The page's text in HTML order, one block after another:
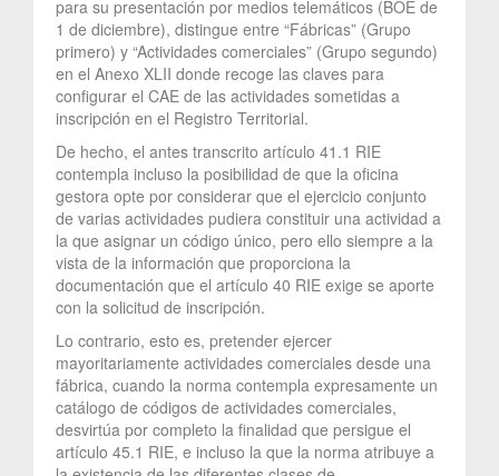
para su presentación por medios telemáticos (BOE de
1 de diciembre), distingue entre “Fábricas” (Grupo
primero) y “Actividades comerciales” (Grupo segundo)
en el Anexo XLII donde recoge las claves para
configurar el CAE de las actividades sometidas a
inscripción en el Registro Territorial.
De hecho, el antes transcrito artículo 41.1 RIE
contempla incluso la posibilidad de que la oficina
gestora opte por considerar que el ejercicio conjunto
de varias actividades pudiera constituir una actividad a
la que asignar un código único, pero ello siempre a la
vista de la información que proporciona la
documentación que el artículo 40 RIE exige se aporte
con la solicitud de inscripción.
Lo contrario, esto es, pretender ejercer
mayoritariamente actividades comerciales desde una
fábrica, cuando la norma contempla expresamente un
catálogo de códigos de actividades comerciales,
desvirtúa por completo la finalidad que persigue el
artículo 45.1 RIE, e incluso la que la norma atribuye a